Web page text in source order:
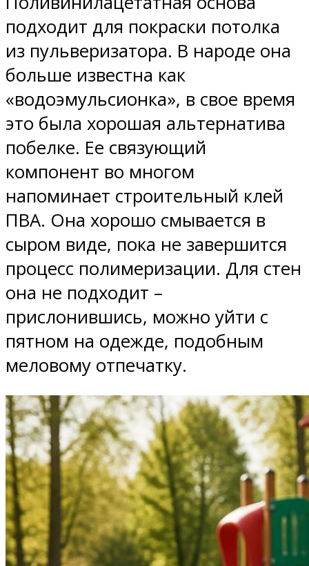
подходит для покраски потолка
из пульверизатора. В народе она
больше известна как
«водоэмульсионка», в свое время
это была хорошая альтернатива
побелке. Ее связующий
компонент во многом
напоминает строительный клей
ПВА. Она хорошо смывается в
сыром виде, пока не завершится
процесс полимеризации. Для стен
она не подходит –
прислонившись, можно уйти с
пятном на одежде, подобным
меловому отпечатку.